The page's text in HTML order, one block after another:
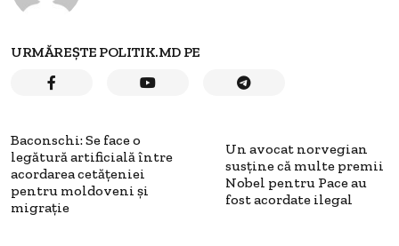
URMĂREȘTE POLITIK.MD PE
Baconschi: Se face o
legătură artificială între
acordarea cetăţeniei
pentru moldoveni şi
migraţie
Un avocat norvegian
susţine că multe premii
Nobel pentru Pace au
fost acordate ilegal